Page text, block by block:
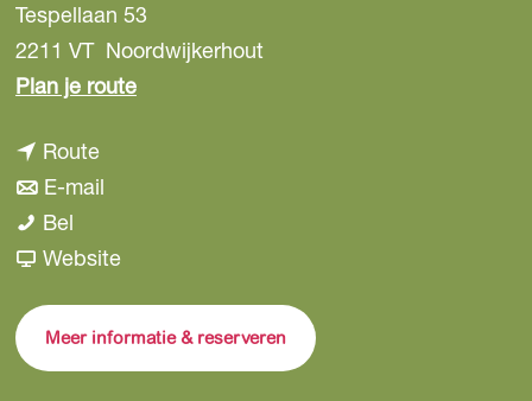
Tespellaan 53
2211 VT Noordwijkerhout
Plan je routen
i
n
Routen
a
r
o
E-mail
a
K
Bel
o
i
Websitev
n
Meer informatie & reserveren